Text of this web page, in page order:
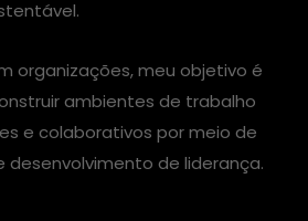
organizações, meu objetivo é
ambientes de trabalho
e colaborativos por meio de
desenvolvimento de liderança.